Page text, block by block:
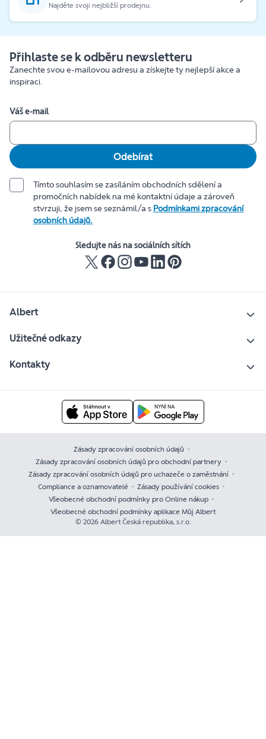
Najděte svoji nejbližší prodejnu.
Přihlaste se k odběru newsletteru
Zanechte svou e-mailovou adresu a získejte ty nejlepší akce a
inspiraci.
Váš e-mail
Odebírat
Tímto souhlasím se zasíláním obchodních sdělení a
promočních nabídek na mé kontaktní údaje a zároveň
stvrzuji, že jsem se seznámil/a s Podmínkami zpracování
osobních údajů.
Sledujte nás na sociálních sítích
Albert
Užitečné odkazy
Kontakty
Zásady zpracování osobních údajů
Zásady zpracování osobních údajů pro obchodní partnery
Zásady zpracování osobních údajů pro uchazeče o zaměstnání
Compliance a oznamovatelé
Zásady používání cookies
Všeobecné obchodní podmínky pro Online nákup
Všeobecné obchodní podmínky aplikace Můj Albert
© 2026 Albert Česká republika, s.r.o.